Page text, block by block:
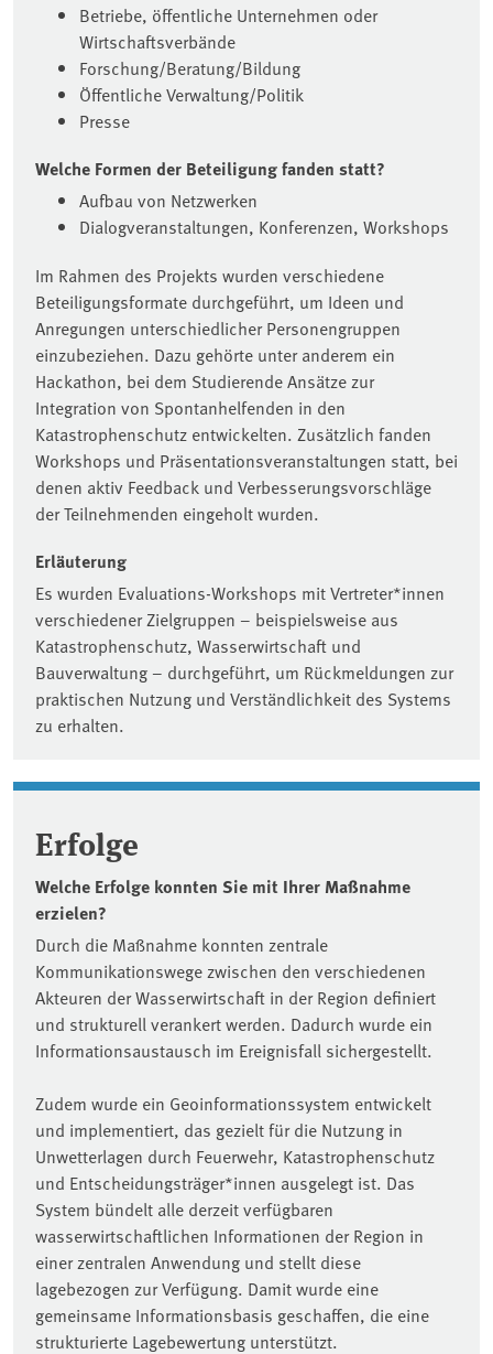
Betriebe, öffentliche Unternehmen oder
Wirtschaftsverbände
Forschung/Beratung/Bildung
Öffentliche Verwaltung/Politik
Presse
Welche Formen der Beteiligung fanden statt?
Aufbau von Netzwerken
Dialogveranstaltungen, Konferenzen, Workshops
Im Rahmen des Projekts wurden verschiedene
Beteiligungsformate durchgeführt, um Ideen und
Anregungen unterschiedlicher Personengruppen
einzubeziehen. Dazu gehörte unter anderem ein
Hackathon, bei dem Studierende Ansätze zur
Integration von Spontanhelfenden in den
Katastrophenschutz entwickelten. Zusätzlich fanden
Workshops und Präsentationsveranstaltungen statt, bei
denen aktiv Feedback und Verbesserungsvorschläge
der Teilnehmenden eingeholt wurden.
Erläuterung
Es wurden Evaluations-Workshops mit Vertreter*innen
verschiedener Zielgruppen – beispielsweise aus
Katastrophenschutz, Wasserwirtschaft und
Bauverwaltung – durchgeführt, um Rückmeldungen zur
praktischen Nutzung und Verständlichkeit des Systems
zu erhalten.
Erfolge
Welche Erfolge konnten Sie mit Ihrer Maßnahme
erzielen?
Durch die Maßnahme konnten zentrale
Kommunikationswege zwischen den verschiedenen
Akteuren der Wasserwirtschaft in der Region definiert
und strukturell verankert werden. Dadurch wurde ein
Informationsaustausch im Ereignisfall sichergestellt.
Zudem wurde ein Geoinformationssystem entwickelt
und implementiert, das gezielt für die Nutzung in
Unwetterlagen durch Feuerwehr, Katastrophenschutz
und Entscheidungsträger*innen ausgelegt ist. Das
System bündelt alle derzeit verfügbaren
wasserwirtschaftlichen Informationen der Region in
einer zentralen Anwendung und stellt diese
lagebezogen zur Verfügung. Damit wurde eine
gemeinsame Informationsbasis geschaffen, die eine
strukturierte Lagebewertung unterstützt.